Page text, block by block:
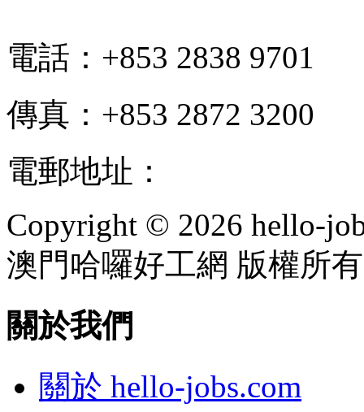
電話：+853 2838 9701
傳真：+853 2872 3200
電郵地址：
Copyright © 2026 hello-
澳門哈囉好工網 版權所有
關於我們
關於 hello-jobs.com